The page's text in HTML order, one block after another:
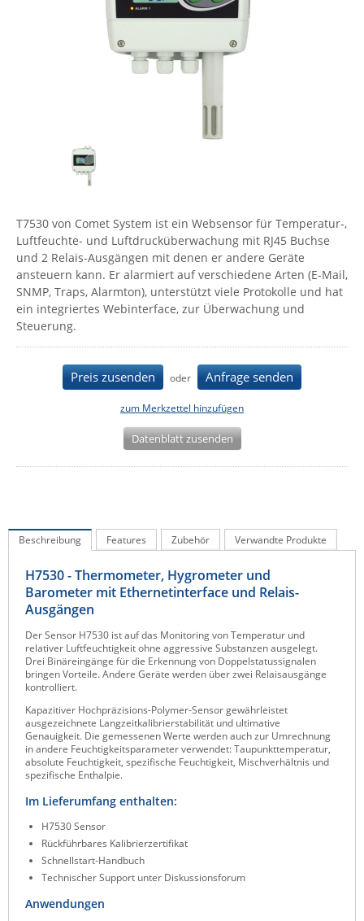
Energiemessung
Energieverteilung
IP, WLAN & GSM Sensorik
IoT - Internet of Things
IPC, Industrielle Netzwerktechnik & WLAN
IT Netzwerktechnik / Kommunikation
Comet System
Contemporary Controls
Enginko - mcf88
Gefen
Gude
Guntermann & Drunck
High Sec Labs
HW group
IEC Lock
Kramer Electronics
LigoWave
Milesight
Moxa
Netio
Panorama Antennas
PatchSee
Power Kingdom
Poynting
Raritan
Riello UPS
Server Technology
Siretta
SIRIO Antenne
Sunbird
Tactical Software
T7530 von Comet System ist ein Websensor für Temperatur-,
Luftfeuchte- und Luftdrucküberwachung mit RJ45 Buchse
und 2 Relais-Ausgängen mit denen er andere Geräte
ansteuern kann. Er alarmiert auf verschiedene Arten (E-Mail,
SNMP, Traps, Alarmton), unterstützt viele Protokolle und hat
ein integriertes Webinterface, zur Überwachung und
Steuerung.
Preis zusenden oder Anfrage senden
zum Merkzettel hinzufügen
Datenblatt zusenden
Beschreibung Features Zubehör Verwandte Produkte
H7530 - Thermometer, Hygrometer und
Barometer mit Ethernetinterface und Relais-
Ausgängen
Der Sensor H7530 ist auf das Monitoring von Temperatur und
relativer Luftfeuchtigkeit ohne aggressive Substanzen ausgelegt.
Drei Binäreingänge für die Erkennung von Doppelstatussignalen
bringen Vorteile. Andere Geräte werden über zwei Relaisausgänge
kontrolliert.
Kapazitiver Hochpräzisions-Polymer-Sensor gewährleistet
ausgezeichnete Langzeitkalibrierstabilität und ultimative
Genauigkeit. Die gemessenen Werte werden auch zur Umrechnung
in andere Feuchtigkeitsparameter verwendet: Taupunkttemperatur,
absolute Feuchtigkeit, spezifische Feuchtigkeit, Mischverhältnis und
spezifische Enthalpie.
Im Lieferumfang enthalten:
H7530 Sensor
Rückführbares Kalibrierzertifikat
Schnellstart-Handbuch
Technischer Support unter Diskussionsforum
Anwendungen